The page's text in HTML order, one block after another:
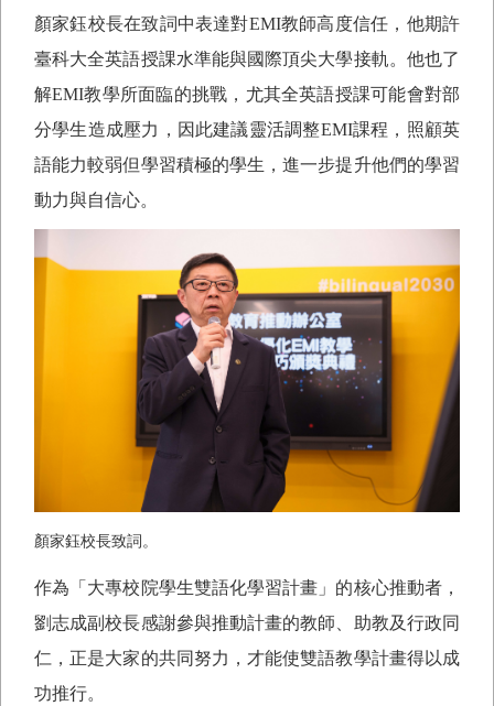
顏家鈺校長在致詞中表達對EMI教師高度信任，他期許
臺科大全英語授課水準能與國際頂尖大學接軌。他也了
解EMI教學所面臨的挑戰，尤其全英語授課可能會對部
分學生造成壓力，因此建議靈活調整EMI課程，照顧英
語能力較弱但學習積極的學生，進一步提升他們的學習
動力與自信心。
顏家鈺校長致詞。
作為「大專校院學生雙語化學習計畫」的核心推動者，
劉志成副校長感謝參與推動計畫的教師、助教及行政同
仁，正是大家的共同努力，才能使雙語教學計畫得以成
功推行。